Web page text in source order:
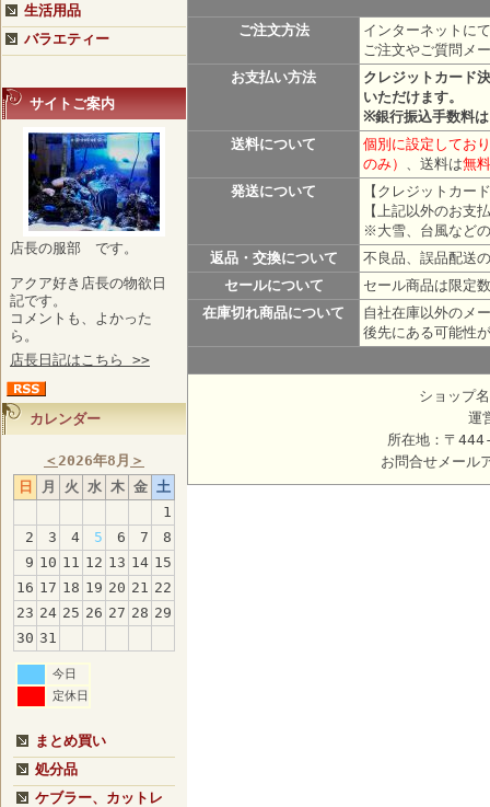
生活用品
バラエティー
サイトご案内
店長の服部 です。
アクア好き店長の物欲日
記です。
コメントも、よかった
ら。
店長日記はこちら >>
カレンダー
＜ 2026年8月 ＞
日
月 火 水 木 金
土
1
2
3 4 5 6 7
8
9 10 11 12 13 14 15
16 17 18 19 20 21 22
23 24 25 26 27 28 29
30 31
今日
定休日
まとめ買い
処分品
ケブラー、カットレ
ご注文方法
インターネットに
ご注文やご質問メ
お支払い方法
クレジットカード
いただけます。
※銀行振込手数料
送料について
個別に設定して
のみ） 、送料は無料
発送について
【クレジットカー
【上記以外のお支
※大雪、台風など
返品・交換について
不良品、誤品配送
セールについて
セール商品は限定
在庫切れ商品について
自社在庫以外のメ
後先にある可能性
ショップ
運
所在地：〒
お問合せメール